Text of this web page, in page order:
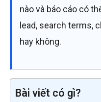
nào và báo cáo có
lead, search terms,
hay không.
Bài viết có gì?